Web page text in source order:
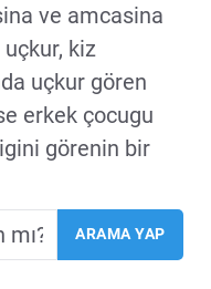
ve amcasina
kiz
uçkur gören
erkek çocugu
görenin bir